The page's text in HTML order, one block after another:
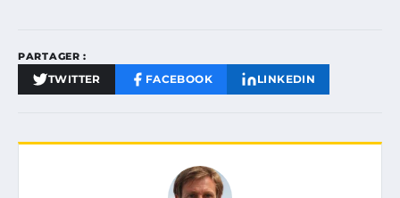
PARTAGER :
TWITTER FACEBOOK LINKEDIN